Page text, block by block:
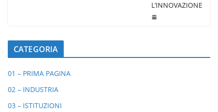
L’INNOVAZIONE
CATEGORIA
01 – PRIMA PAGINA
02 – INDUSTRIA
03 – ISTITUZIONI